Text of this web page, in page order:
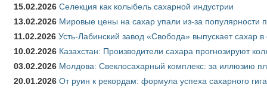
15.02.2026 Селекция как колыбель сахарной индустрии
13.02.2026 Мировые цены на сахар упали из-за популярности
11.02.2026 Усть-Лабинский завод «Свобода» выпускает сахар в
10.02.2026 Казахстан: Производители сахара прогнозируют
03.02.2026 Молдова: Свеклосахарный комплекс: за иллюзию
20.01.2026 От руин к рекордам: формула успеха сахарного